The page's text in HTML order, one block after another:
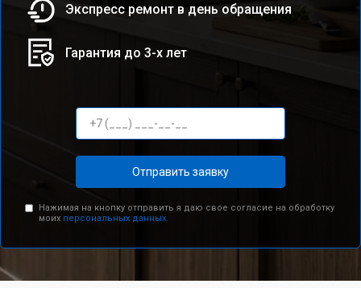
Экспресс ремонт в день обращения
Гарантия до 3-х лет
Отправить заявку
Нажимая на кнопку отправить я даю свое согласие на обработку
моих персональных данных.